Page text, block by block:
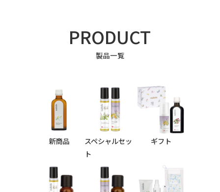
PRODUCT
製品一覧
新商品
スペシャルセッ
ト
ギフト